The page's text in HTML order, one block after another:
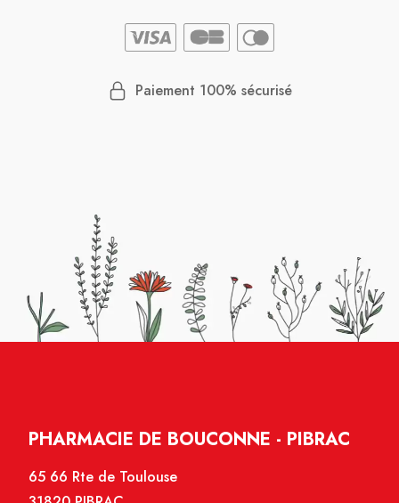
Paiement 100% sécurisé
PHARMACIE DE BOUCONNE - PIBRAC
65 66 Rte de Toulouse